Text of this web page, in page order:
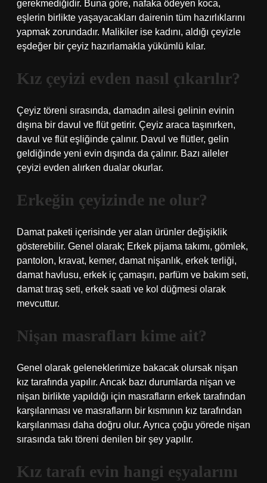
gerekmediğidir. Buna göre, nafaka ödeyen koca,
eşlerin birlikte yaşayacakları dairenin tüm hazırlıklarını
yapmak zorundadır. Malikiler ise kadını, aldığı çeyizle
eşdeğer bir çeyiz hazırlamakla yükümlü kılar.
Kız çeyizi evden nasıl çıkarılır?
Çeyiz töreni sırasında, damadın ailesi gelinin evinin
dışına bir davul ve flüt getirir. Çeyiz araca taşınırken,
davul ve flüt eşliğinde çalınır. Davul ve flütler, gelin
geldiğinde yeni evin dışında da çalınır. Bazı aileler
çeyizi evden alırken dualar okurlar.
Erkeğin çeyizinde ne olur?
Damat paketi içerisinde yer alan ürünler değişiklik
gösterebilir. Genel olarak; Erkek pijama takımı, gömlek,
pantolon, kravat, kemer, damat nişanlık, erkek terliği,
damat havlusu, erkek iç çamaşırı, parfüm ve bakım seti,
damat tıraş seti, erkek saati ve kol düğmesi olarak
mevcuttur.
Nişan masrafları kime ait?
Genel olarak geleneklerimize bakacak olursak nişan
kız tarafında yapılır. Ancak bazı durumlarda nişan ve
nişan birlikte yapıldığı için masrafların erkek tarafından
karşılanması ve masrafların bir kısmının kız tarafından
karşılanması daha doğru olur. Ayrıca çoğu yörede nişan
sırasında takı töreni denilen bir şey yapılır.
Kız tarafı evin hangi eşyalarını